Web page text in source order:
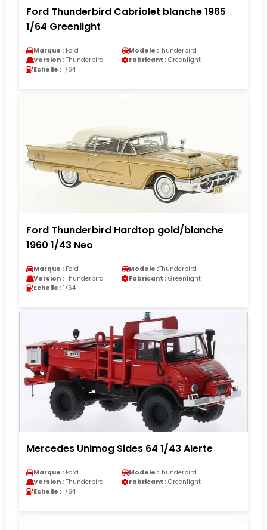
Ford Thunderbird Cabriolet blanche 1965
1/64 Greenlight
Marque : Ford Modele :Thunderbird
Version : Thunderbird Fabricant : Greenlight
Echelle : 1/64
Ford Thunderbird Hardtop gold/blanche
1960 1/43 Neo
Marque : Ford Modele :Thunderbird
Version : Thunderbird Fabricant : Greenlight
Echelle : 1/64
Mercedes Unimog Sides 64 1/43 Alerte
Marque : Ford Modele :Thunderbird
Version : Thunderbird Fabricant : Greenlight
Echelle : 1/64